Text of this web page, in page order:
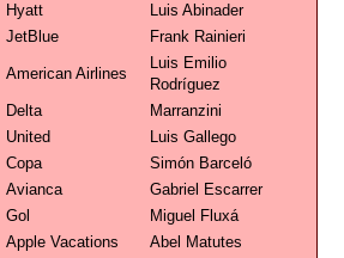
Hyatt
Luis Abinader
JetBlue Frank Rainieri
American Airlines
Luis Emilio
Rodríguez
Delta
Marranzini
United
Luis Gallego
Copa
Simón Barceló
Avianca
Gabriel Escarrer
Gol
Miguel Fluxá
Apple Vacations
Abel Matutes